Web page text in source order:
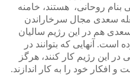
بنام روحانی، هستند، خامنه
سعدی مجال سرخاراندن
هم در این رژیم سالیان
است. آنهایی که بتوانند در
این رژیم کار کنند، هرگز
و افکار خود را به کار اندازند.